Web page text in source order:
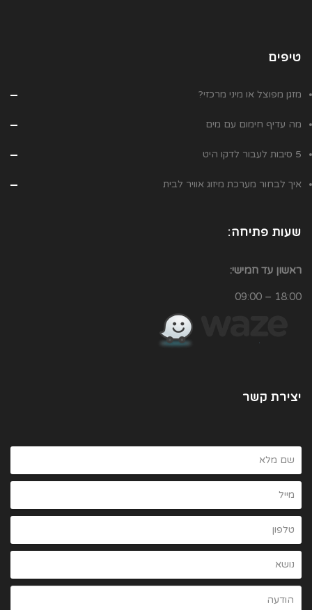
טיפים
מזגן מפוצל או מיני מרכזי?
מה עדיף חימום עם מים
5 סיבות לעבור לדקו היט
איך לבחור מערכת מיזוג אוויר לבית
שעות פתיחה:
ראשון עד חמישי:
18:00 – 09:00
יצירת קשר